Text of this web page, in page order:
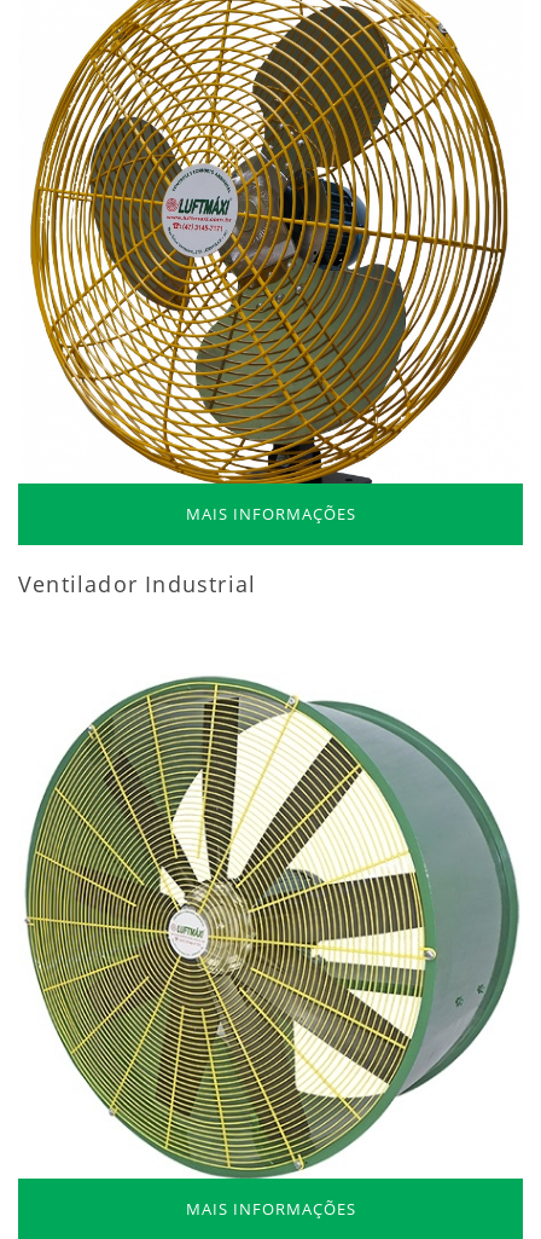
MAIS INFORMAÇÕES
Ventilador Industrial
MAIS INFORMAÇÕES